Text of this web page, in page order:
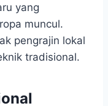
yang
muncul.
pengrajin lokal
tradisional.